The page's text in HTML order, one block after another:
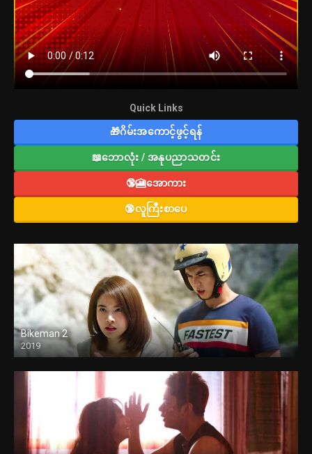
Quick Links
🎁ဂိမ်းအကောင့်ဖွင့်ရန်
📖ဘောလုံး / အနုပညာသတင်း
🔞🎦အောကား
🔞လူကြီးစာပေ
Bikeman 2
2019